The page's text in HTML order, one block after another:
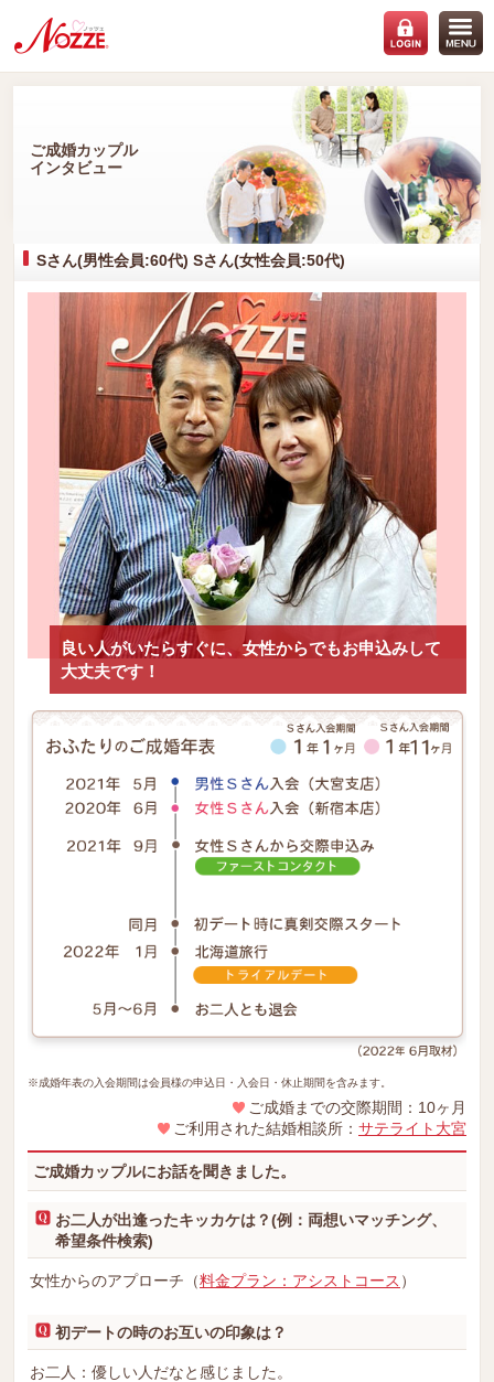
ご成婚カップル
インタビュー
Sさん(男性会員:60代) Sさん(女性会員:50代)
良い人がいたらすぐに、女性からでもお申込みして
大丈夫です！
※成婚年表の入会期間は会員様の申込日・入会日・休止期間を含みます。
ご成婚までの交際期間：10ヶ月
ご利用された結婚相談所： サテライト大宮
ご成婚カップルにお話を聞きました。
お二人が出逢ったキッカケは？(例：両想いマッチング、
希望条件検索)
女性からのアプローチ（料金プラン：アシストコース ）
初デートの時のお互いの印象は？
お二人：優しい人だなと感じました。